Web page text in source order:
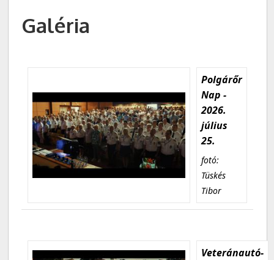
Galéria
Polgárőr
Nap -
2026.
július
25.
fotó:
Tüskés
Tibor
Veteránautó-